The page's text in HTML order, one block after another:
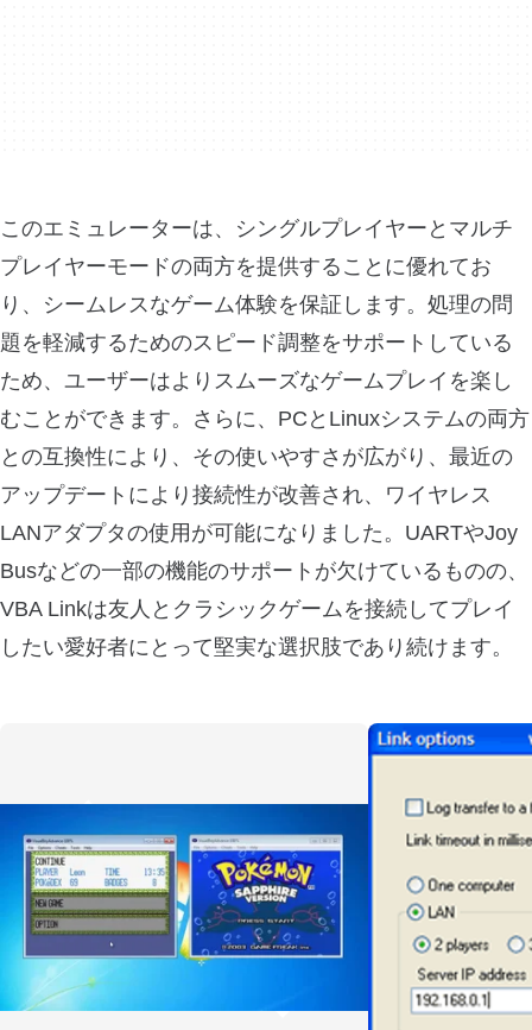
このエミュレーターは、シングルプレイヤーとマルチ
プレイヤーモードの両方を提供することに優れてお
り、シームレスなゲーム体験を保証します。処理の問
題を軽減するためのスピード調整をサポートしている
ため、ユーザーはよりスムーズなゲームプレイを楽し
むことができます。さらに、PCとLinuxシステムの両方
との互換性により、その使いやすさが広がり、最近の
アップデートにより接続性が改善され、ワイヤレス
LANアダプタの使用が可能になりました。UARTやJoy
Busなどの一部の機能のサポートが欠けているものの、
VBA Linkは友人とクラシックゲームを接続してプレイ
したい愛好者にとって堅実な選択肢であり続けます。